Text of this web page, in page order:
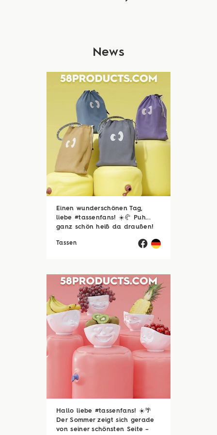
News
Einen wunderschönen Tag,
liebe #tassenfans! ☀️🥐 Puh...
ganz schön heiß da draußen!
euch noch im Urlaubsmodus
zum Beispiel ...
Tassen
Hallo liebe #tassenfans! ☀️🌴
Der Sommer zeigt sich gerade
von seiner schönsten Seite –